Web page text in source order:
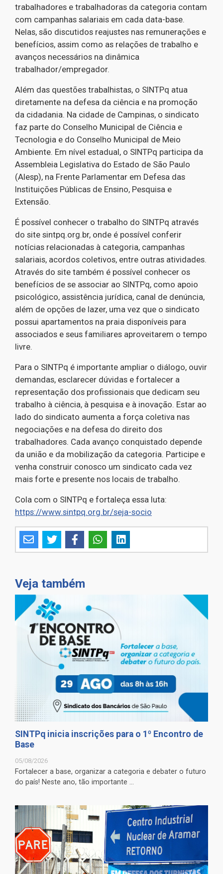
trabalhadores e trabalhadoras da categoria contam
com campanhas salariais em cada data-base.
Nelas, são discutidos reajustes nas remunerações e
benefícios, assim como as relações de trabalho e
avanços necessários na dinâmica
trabalhador/empregador.
Além das questões trabalhistas, o SINTPq atua
diretamente na defesa da ciência e na promoção
da cidadania. Na cidade de Campinas, o sindicato
faz parte do Conselho Municipal de Ciência e
Tecnologia e do Conselho Municipal de Meio
Ambiente. Em nível estadual, o SINTPq participa da
Assembleia Legislativa do Estado de São Paulo
(Alesp), na Frente Parlamentar em Defesa das
Instituições Públicas de Ensino, Pesquisa e
Extensão.
É possível conhecer o trabalho do SINTPq através
do site sintpq.org.br, onde é possível conferir
notícias relacionadas à categoria, campanhas
salariais, acordos coletivos, entre outras atividades.
Através do site também é possível conhecer os
benefícios de se associar ao SINTPq, como apoio
psicológico, assistência jurídica, canal de denúncia,
além de opções de lazer, uma vez que o sindicato
possui apartamentos na praia disponíveis para
associados e seus familiares aproveitarem o tempo
livre.
Para o SINTPq é importante ampliar o diálogo, ouvir
demandas, esclarecer dúvidas e fortalecer a
representação dos profissionais que dedicam seu
trabalho à ciência, à pesquisa e à inovação. Estar ao
lado do sindicato aumenta a força coletiva nas
negociações e na defesa do direito dos
trabalhadores. Cada avanço conquistado depende
da união e da mobilização da categoria. Participe e
venha construir conosco um sindicato cada vez
mais forte e presente nos locais de trabalho.
Cola com o SINTPq e fortaleça essa luta:
https://www.sintpq.org.br/seja-socio
Veja também
SINTPq inicia inscrições para o 1º Encontro de
Base
05/08/2026
Fortalecer a base, organizar a categoria e debater o futuro
do país! Neste ano, tão importante ...